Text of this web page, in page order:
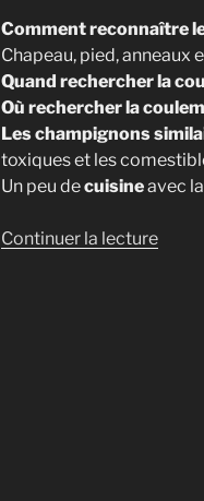
Comment reconnaître
Chapeau, pied, anneaux
Quand rechercher la
Où rechercher la
Les champignons
toxiques et les
Un peu decuisineavec
Continuer la lecturede